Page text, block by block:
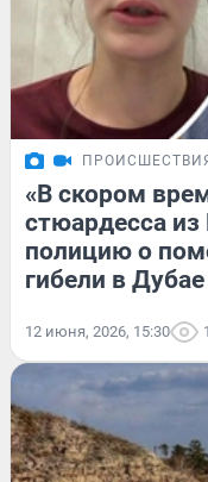
«В скором
стюардесса из
полицию о
гибели в Дубае
12 июня, 2026, 15:30